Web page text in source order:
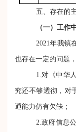
五、存在的
（一）工作
2021年我镇
也存在一定的问题
1.对《中华
究还不够透彻，对
通能力仍有欠缺；
2. 政府信息